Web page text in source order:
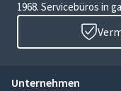
1968. Servicebüros in
Unternehmen